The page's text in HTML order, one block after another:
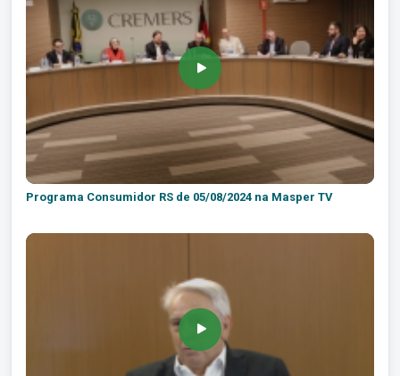
Programa Consumidor RS de 05/08/2024 na Masper TV